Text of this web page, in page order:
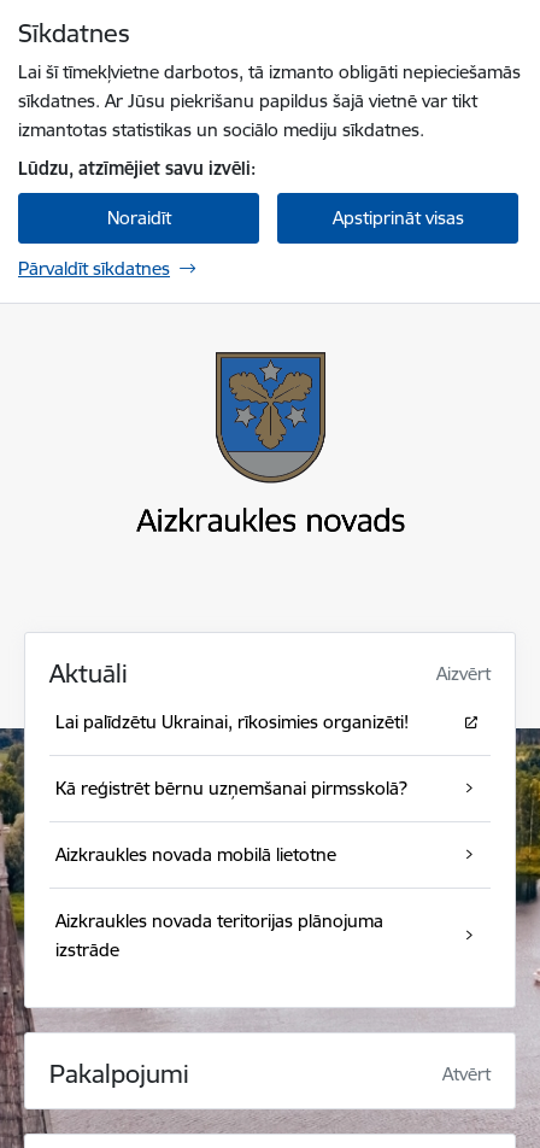
Sīkdatnes
Lai šī tīmekļvietne darbotos, tā izmanto obligāti nepieciešamās
sīkdatnes. Ar Jūsu piekrišanu papildus šajā vietnē var tikt
izmantotas statistikas un sociālo mediju sīkdatnes.
Lūdzu, atzīmējiet savu izvēli:
Noraidīt Apstiprināt visas
Pārvaldīt sīkdatnes
Aktuāli Aizvērt
Lai palīdzētu Ukrainai, rīkosimies organizēti!
Kā reģistrēt bērnu uzņemšanai pirmsskolā?
Aizkraukles novada mobilā lietotne
Aizkraukles novada teritorijas plānojuma
izstrāde
Pakalpojumi Atvērt